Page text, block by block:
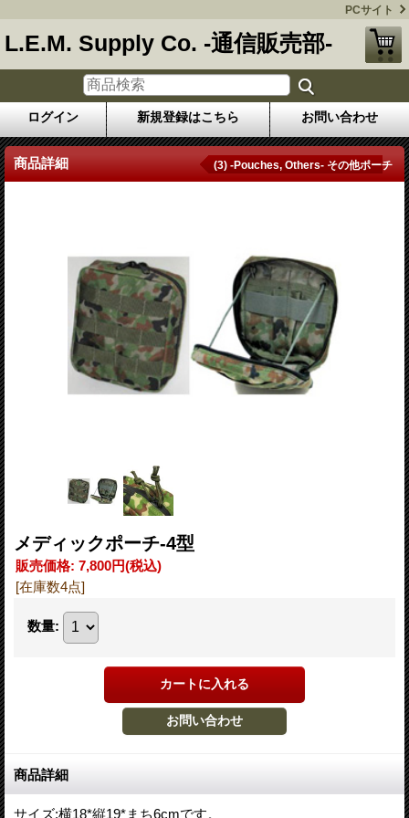
PCサイト
L.E.M. Supply Co. -通信販売部-
ログイン 新規登録はこちら お問い合わせ
商品詳細 (3) -Pouches, Others- その他ポーチ
メディックポーチ-4型
販売価格: 7,800円(税込)
[在庫数4点]
数量:
商品詳細
サイズ:横18*縦19*まち6cmです。